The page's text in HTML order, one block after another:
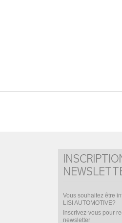
Vous souhaitez être
LISI AUTOMOTIVE?
Inscrivez-vous pour
newsletter